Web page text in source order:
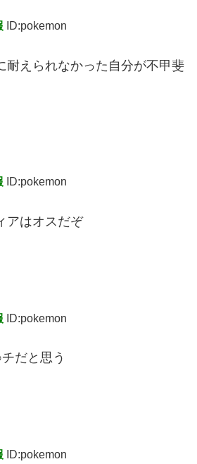
ID:pokemon
耐えられなかった自分が不甲斐
ID:pokemon
アはオスだぞ
ID:pokemon
だと思う
ID:pokemon